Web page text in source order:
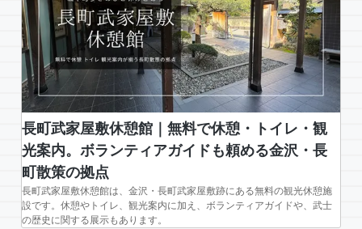
長町武家屋敷休憩館｜無料で休憩・トイレ・観
光案内。ボランティアガイドも頼める金沢・長
町散策の拠点
長町武家屋敷休憩館は、金沢・長町武家屋敷跡にある無料の観光休憩施
設です。休憩やトイレ、観光案内に加え、ボランティアガイドや、武士
の歴史に関する展示もあります。